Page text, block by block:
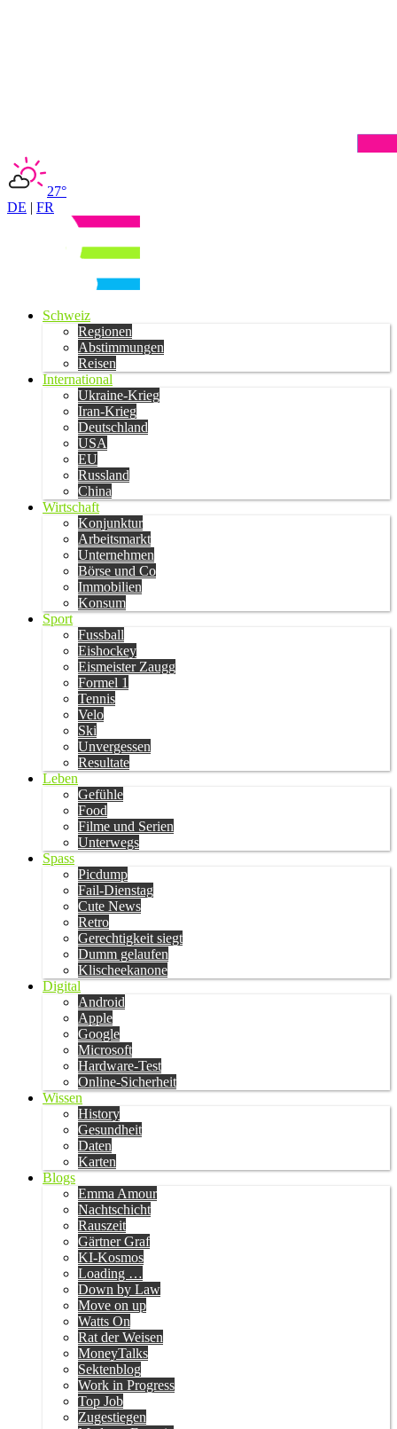
27°
DE | FR
Schweiz
Regionen
Abstimmungen
Reisen
International
Ukraine-Krieg
Iran-Krieg
Deutschland
USA
EU
Russland
China
Wirtschaft
Konjunktur
Arbeitsmarkt
Unternehmen
Börse und Co
Immobilien
Konsum
Sport
Fussball
Eishockey
Eismeister Zaugg
Formel 1
Tennis
Velo
Ski
Unvergessen
Resultate
Leben
Gefühle
Food
Filme und Serien
Unterwegs
Spass
Picdump
Fail-Dienstag
Cute News
Retro
Gerechtigkeit siegt
Dumm gelaufen
Klischeekanone
Digital
Android
Apple
Google
Microsoft
Hardware-Test
Online-Sicherheit
Wissen
History
Gesundheit
Daten
Karten
Blogs
Emma Amour
Nachtschicht
Rauszeit
Gärtner Graf
KI-Kosmos
Loading …
Down by Law
Move on up
Watts On
Rat der Weisen
MoneyTalks
Sektenblog
Work in Progress
Top Job
Zugestiegen